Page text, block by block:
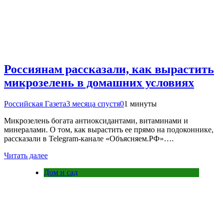
Россиянам рассказали, как вырастить
микрозелень в домашних условиях
Российская Газета3 месяца спустя01 минуты
Микрозелень богата антиоксидантами, витаминами и
минералами. О том, как вырастить ее прямо на подоконнике,
рассказали в Telegram-канале «Объясняем.РФ»….
Читать далее
Дом и сад